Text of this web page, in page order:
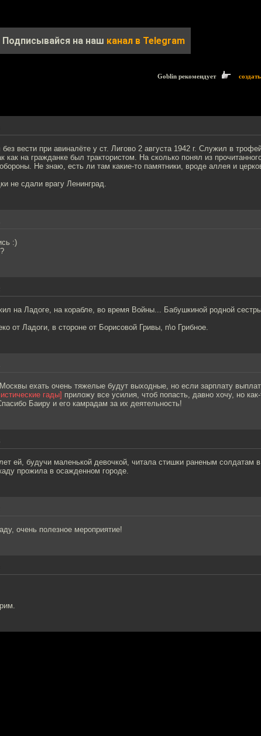
Подписывайся на наш канал в Telegram
Goblin рекомендует
вести при авиналёте у ст. Лигово 2 августа 1942 г. Служил в
как на гражданке был трактористом. На сколько понял из
Не знаю, есть ли там какие-то памятники, вроде аллея и
не сдали врагу Ленинград.
:)
на Ладоге, на корабле, во время Войны... Бабушкиной родной
от Ладоги, в стороне от Борисовой Гривы, п\о Грибное.
ехать очень тяжелые будут выходные, но если зарплату
гады] приложу все усилия, чтоб попасть, давно хочу, но
Баиру и его камрадам за их деятельность!
ей, будучи маленькой девочкой, читала стишки раненым солдатам в
прожила в осажденном городе.
очень полезное мероприятие!